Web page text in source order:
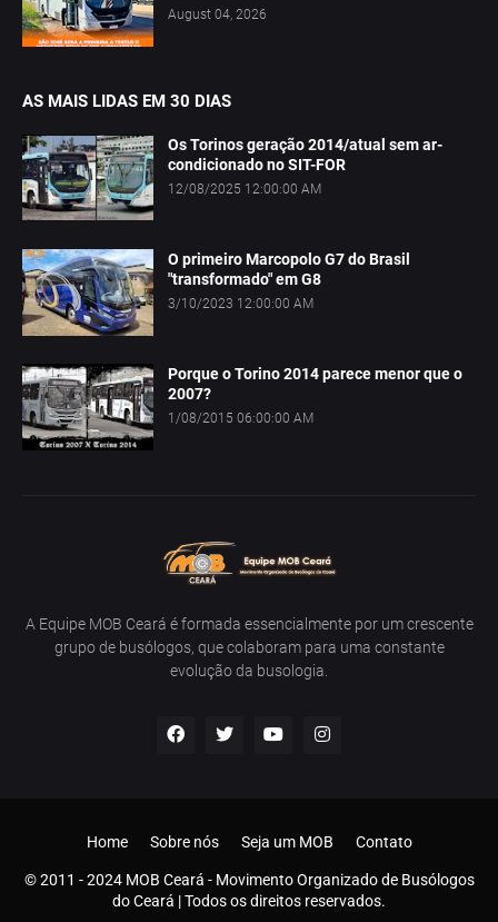
August 04, 2026
AS MAIS LIDAS EM 30 DIAS
Os Torinos geração 2014/atual sem ar-
condicionado no SIT-FOR
12/08/2025 12:00:00 AM
O primeiro Marcopolo G7 do Brasil
"transformado" em G8
3/10/2023 12:00:00 AM
Porque o Torino 2014 parece menor que o
2007?
1/08/2015 06:00:00 AM
A Equipe MOB Ceará é formada essencialmente por um crescente
grupo de busólogos, que colaboram para uma constante
evolução da busologia.
© 2011 - 2024 MOB Ceará - Movimento Organizado de Busólogos
do Ceará | Todos os direitos reservados.
Home Sobre nós Seja um MOB Contato